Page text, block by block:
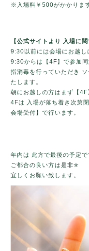
※入場料￥500がかかりま
【公式サイトより 入場に関
9:30以前には会場にお越し
9:30からは【4F】で参加
指消毒を行っていただき
たします。
朝にお越しの方はまず【4F
4Fは 入場が落ち着き次第
会場受付】で行います。
年内は 此方で最後の予定で
ご都合の良い方は是非✯
宜しくお願い致します。